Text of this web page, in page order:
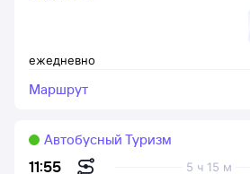
ежедневно
Маршрут
11:55 5 ч 15 м
Автобусный Туризм